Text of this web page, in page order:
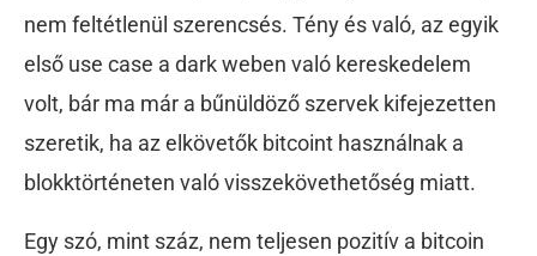
nem feltétlenül szerencsés. Tény és való, az egyik
első use case a dark weben való kereskedelem
volt, bár ma már a bűnüldöző szervek kifejezetten
szeretik, ha az elkövetők bitcoint használnak a
blokktörténeten való visszekövethetőség miatt.
Egy szó, mint száz, nem teljesen pozitív a bitcoin